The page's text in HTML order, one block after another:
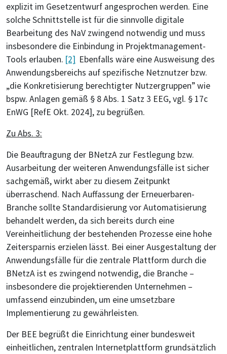
explizit im Gesetzentwurf angesprochen werden. Eine
solche Schnittstelle ist für die sinnvolle digitale
Bearbeitung des NaV zwingend notwendig und muss
insbesondere die Einbindung in Projektmanagement-
Tools erlauben. [2] Ebenfalls wäre eine Ausweisung des
Anwendungsbereichs auf spezifische Netznutzer bzw.
„die Konkretisierung berechtigter Nutzergruppen” wie
bspw. Anlagen gemäß § 8 Abs. 1 Satz 3 EEG, vgl. § 17c
EnWG [RefE Okt. 2024], zu begrüßen.
Zu Abs. 3:
Die Beauftragung der BNetzA zur Festlegung bzw.
Ausarbeitung der weiteren Anwendungsfälle ist sicher
sachgemäß, wirkt aber zu diesem Zeitpunkt
überraschend. Nach Auffassung der Erneuerbaren-
Branche sollte Standardisierung vor Automatisierung
behandelt werden, da sich bereits durch eine
Vereinheitlichung der bestehenden Prozesse eine hohe
Zeitersparnis erzielen lässt. Bei einer Ausgestaltung der
Anwendungsfälle für die zentrale Plattform durch die
BNetzA ist es zwingend notwendig, die Branche –
insbesondere die projektierenden Unternehmen –
umfassend einzubinden, um eine umsetzbare
Implementierung zu gewährleisten.
Der BEE begrüßt die Einrichtung einer bundesweit
einheitlichen, zentralen Internetplattform grundsätzlich